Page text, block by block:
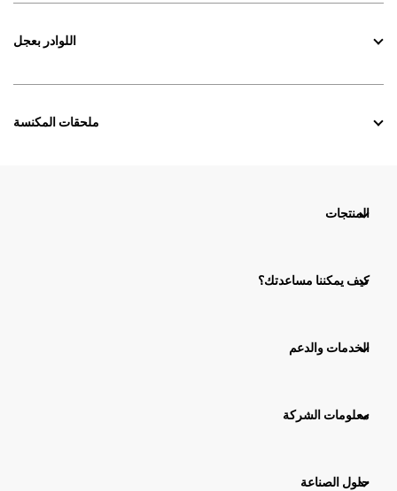
اللوادر بعجل
ملحقات المكنسة
المنتجات
كيف يمكننا مساعدتك؟
الخدمات والدعم
معلومات الشركة
حلول الصناعة